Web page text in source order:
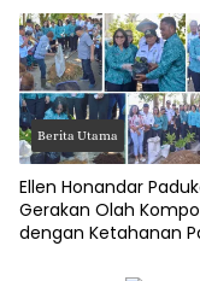
Dunia
Berita Utama
Ellen Honandar
Gerakan Olah
dengan Ketahanan